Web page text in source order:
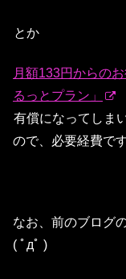
とか
月額133円からの
るっとプラン」
有償になってしま
ので、必要経費です
なお、前のブログ
( ﾟдﾟ )